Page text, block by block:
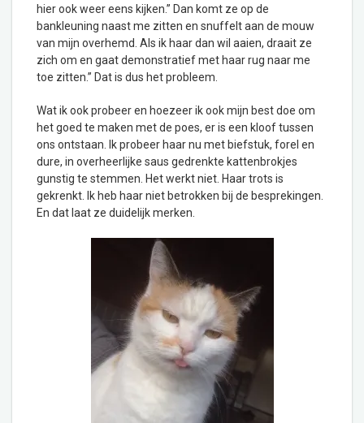
hier ook weer eens kijken.” Dan komt ze op de
bankleuning naast me zitten en snuffelt aan de mouw
van mijn overhemd. Als ik haar dan wil aaien, draait ze
zich om en gaat demonstratief met haar rug naar me
toe zitten.” Dat is dus het probleem.
Wat ik ook probeer en hoezeer ik ook mijn best doe om
het goed te maken met de poes, er is een kloof tussen
ons ontstaan. Ik probeer haar nu met biefstuk, forel en
dure, in overheerlijke saus gedrenkte kattenbrokjes
gunstig te stemmen. Het werkt niet. Haar trots is
gekrenkt. Ik heb haar niet betrokken bij de besprekingen.
En dat laat ze duidelijk merken.